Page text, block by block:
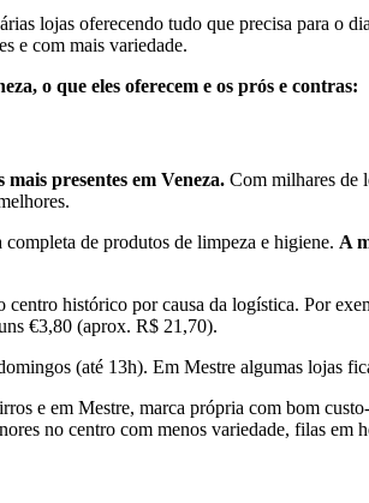
lojas oferecendo tudo que precisa para o
e com mais variedade.
o que eles oferecem e os prós e contras:
mais presentes em Veneza. Com milhares de
de produtos de limpeza e higiene. A
centro histórico por causa da logística. Por
€3,80 (aprox. R$ 21,70).
(até 13h). Em Mestre algumas lojas
e em Mestre, marca própria com bom
no centro com menos variedade, filas em